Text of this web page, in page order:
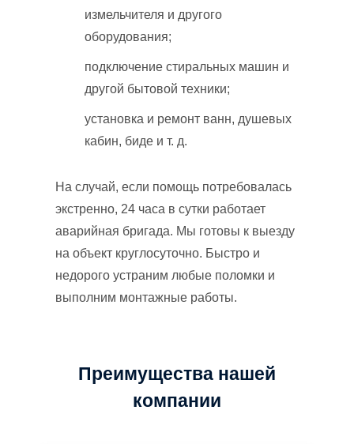
измельчителя и другого
оборудования;
подключение стиральных машин и
другой бытовой техники;
установка и ремонт ванн, душевых
кабин, биде и т. д.
На случай, если помощь потребовалась
экстренно, 24 часа в сутки работает
аварийная бригада. Мы готовы к выезду
на объект круглосуточно. Быстро и
недорого устраним любые поломки и
выполним монтажные работы.
Преимущества нашей
компании